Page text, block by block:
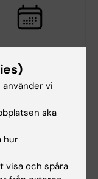
2026
Masoud
of Image Quality,
in…
vi
ska
hur
visa och spåra